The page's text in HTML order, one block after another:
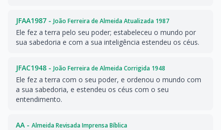
JFAA1987 - João Ferreira de Almeida Atualizada 1987
Ele fez a terra pelo seu poder; estabeleceu o mundo por
sua sabedoria e com a sua inteligência estendeu os céus.
JFAC1948 - João Ferreira de Almeida Corrigida 1948
Ele fez a terra com o seu poder, e ordenou o mundo com
a sua sabedoria, e estendeu os céus com o seu
entendimento.
AA - Almeida Revisada Imprensa Bíblica